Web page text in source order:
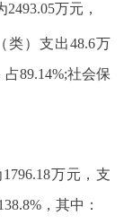
万元，
类）支出48.6万
89.14%;社会保
万元，支
，其中：